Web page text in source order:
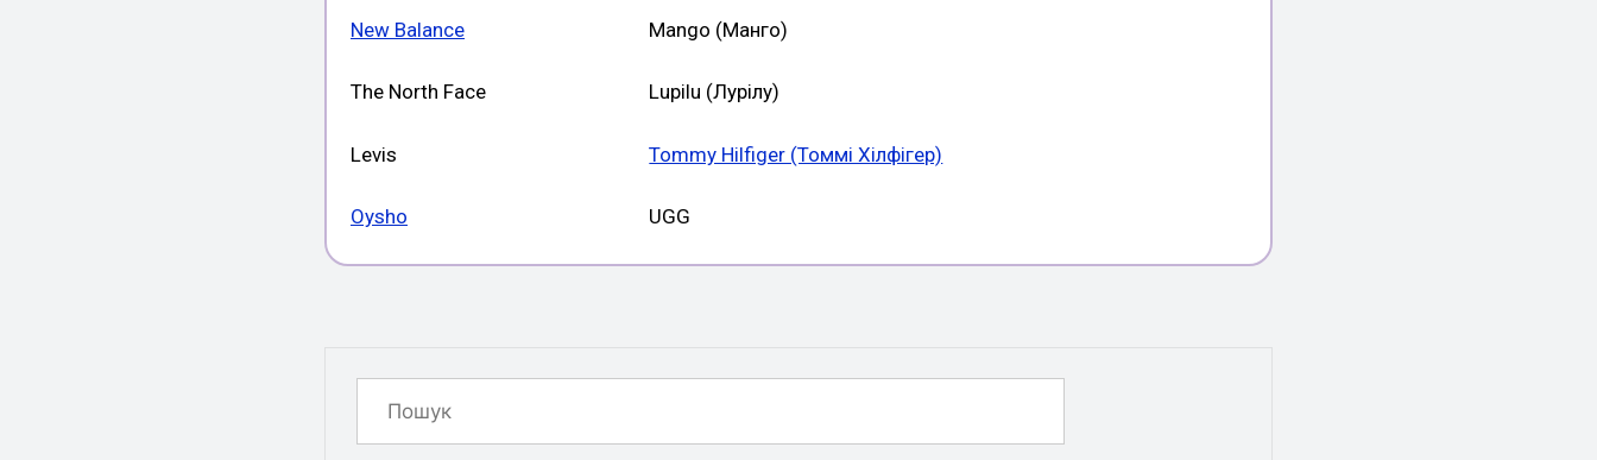
New Balance
The North Face
Levis
Oysho
Mango (Манго)
Lupilu (Лурілу)
Tommy Hilfiger (Томмі Хілфігер)
UGG